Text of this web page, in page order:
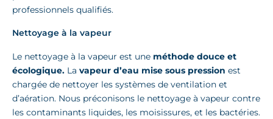
professionnels qualifiés.
Nettoyage à la vapeur
Le nettoyage à la vapeur est une méthode douce et
écologique. La vapeur d’eau mise sous pression est
chargée de nettoyer les systèmes de ventilation et
d’aération. Nous préconisons le nettoyage à vapeur contre
les contaminants liquides, les moisissures, et les bactéries.